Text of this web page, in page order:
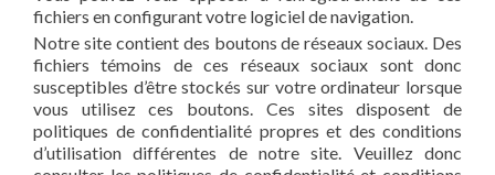
fichiers en configurant votre logiciel de navigation.
Notre site contient des boutons de réseaux sociaux. Des
fichiers témoins de ces réseaux sociaux sont donc
susceptibles d’être stockés sur votre ordinateur lorsque
vous utilisez ces boutons. Ces sites disposent de
politiques de confidentialité propres et des conditions
d’utilisation différentes de notre site. Veuillez donc